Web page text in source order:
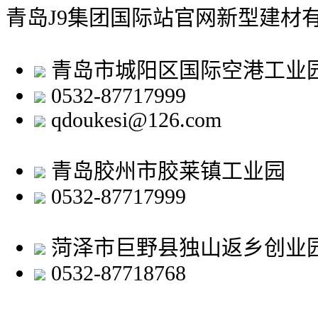
青岛J9集团国际站官网新型建材
青岛市城阳区国际空港工业
0532-87717999
qdoukesi@126.com
青岛胶州市胶莱镇工业园
0532-87717999
菏泽市巨野县独山返乡创业
0532-87718768